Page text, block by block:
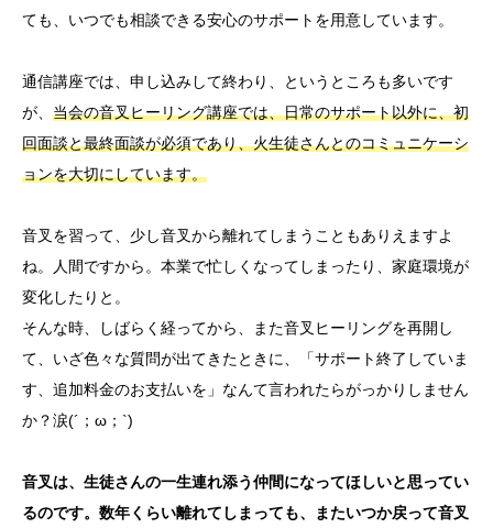
ても、いつでも相談できる安心のサポートを用意しています。
通信講座では、申し込みして終わり、というところも多いです
が、 当会の音叉ヒーリング講座では、日常のサポート以外に、初
回面談と最終面談が必須であり、火生徒さんとのコミュニケーシ
ョンを大切にしています。
音叉を習って、少し音叉から離れてしまうこともありえますよ
ね。人間ですから。本業で忙しくなってしまったり、家庭環境が
変化したりと。
そんな時、しばらく経ってから、また音叉ヒーリングを再開し
て、いざ色々な質問が出てきたときに、「サポート終了していま
す、追加料金のお支払いを」なんて言われたらがっかりしません
か？涙(´；ω；`)
音叉は、生徒さんの一生連れ添う仲間になってほしいと思ってい
るのです。数年くらい離れてしまっても、またいつか戻って音叉